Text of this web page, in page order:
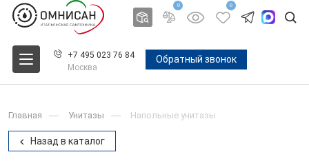
0 0
+7 495 023 76 84
Москва
Обратный звонок
Главная Унитазы Напольные унитазы
Назад в каталог